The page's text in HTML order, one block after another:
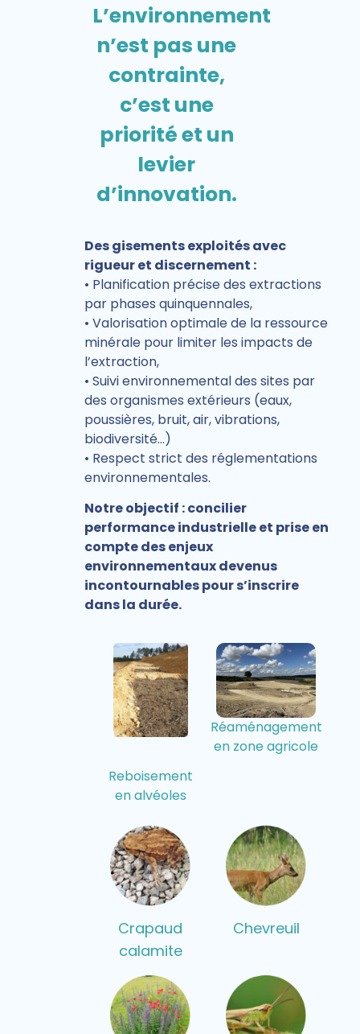
L’environnement
n’est pas une
contrainte,
c’est une
priorité et un
levier
d’innovation.
Des gisements exploités avec
rigueur et discernement :
• Planification précise des extractions
par phases quinquennales,
• Valorisation optimale de la ressource
minérale pour limiter les impacts de
l’extraction,
• Suivi environnemental des sites par
des organismes extérieurs (eaux,
poussières, bruit, air, vibrations,
biodiversité…)
• Respect strict des réglementations
environnementales.
Notre objectif : concilier
performance industrielle et prise en
compte des enjeux
environnementaux devenus
incontournables pour s’inscrire
dans la durée.
Reboisement
en alvéoles
Réaménagement
en zone agricole
Crapaud
calamite
Chevreuil